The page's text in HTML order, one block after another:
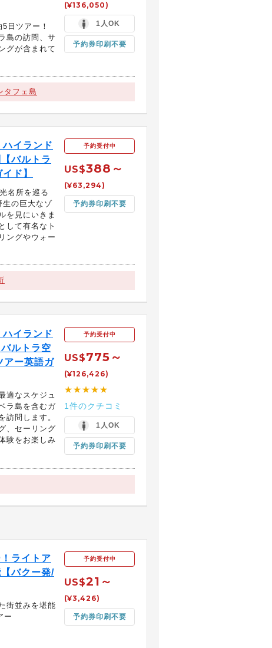
日ツアー！
島の訪問、サ
グが含まれて
(¥136,050)
1人OK
予約券印刷不要
タフェ島
イランド
バルトラ
ド】
名所を巡る
生の巨大なゾ
を見にいきま
して有名なト
ングやウォー
予約受付中
US$388～
(¥63,294)
予約券印刷不要
イランド
ルトラ空
アー英語ガ
適なスケジュ
ラ島を含むガ
訪問します。
、セーリング
験をお楽しみ
予約受付中
US$775～
(¥126,426)
★★★★★
1件のクチコミ
1人OK
予約券印刷不要
ライトア
バクー発/
街並みを堪能
ー
予約受付中
US$21～
(¥3,426)
予約券印刷不要